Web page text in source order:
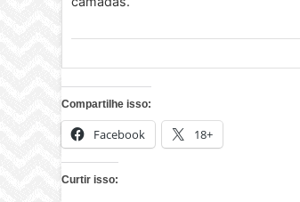
Compartilhe isso:
Facebook 18+
Curtir isso: